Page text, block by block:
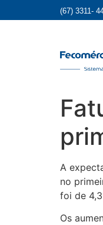
(67) 3311-
A
no
foi de
Os